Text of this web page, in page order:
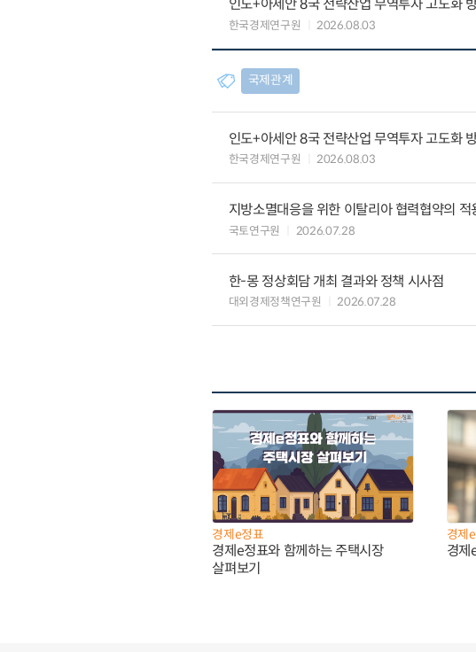
인도+아세안 8국 전략산업 무역투자 고도화
한국경제연구원 2026.08.03
국제관계
인도+아세안 8국 전략산업 무역투자 고도화
한국경제연구원 2026.08.03
지방소멸대응을 위한 이탈리아 협력협약의 적
국토연구원 2026.07.28
한-몽 정상회담 개최 결과와 정책 시사점
대외경제정책연구원 2026.07.28
경제e정표
경제e정표와 함께하는 주택시장
살펴보기
경제
경제